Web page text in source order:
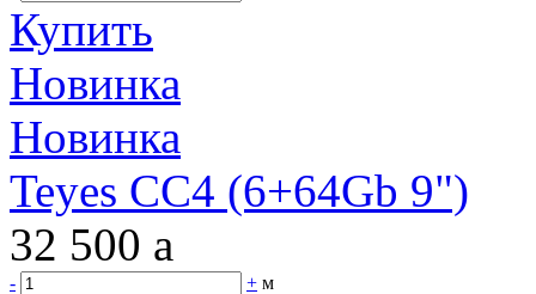
Купить
Новинка
Новинка
Teyes CC4 (6+64Gb 9")
32 500 a
- + м